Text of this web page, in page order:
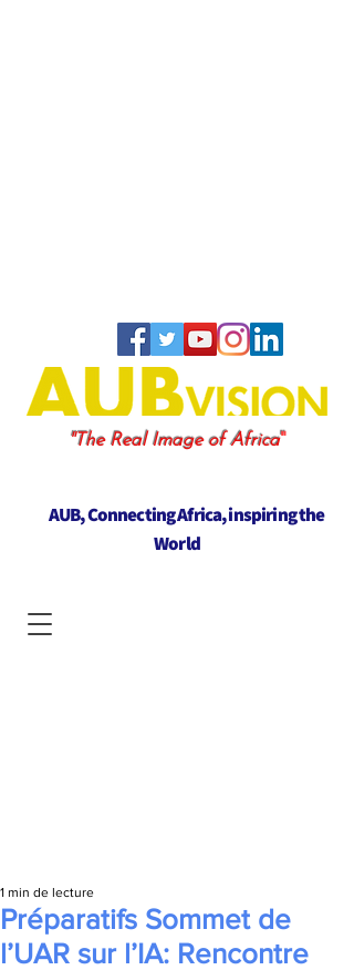
"The Real Image of Africa"
AUB, Connecting Africa, inspiring the
World
Préparatifs Sommet de
l’UAR sur l’IA: Rencontre
1 min de lecture